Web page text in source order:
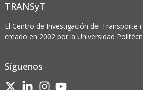
TRANSyT
El Centro de Investigación del Transporte
creado en 2002 por la Universidad
Síguenos